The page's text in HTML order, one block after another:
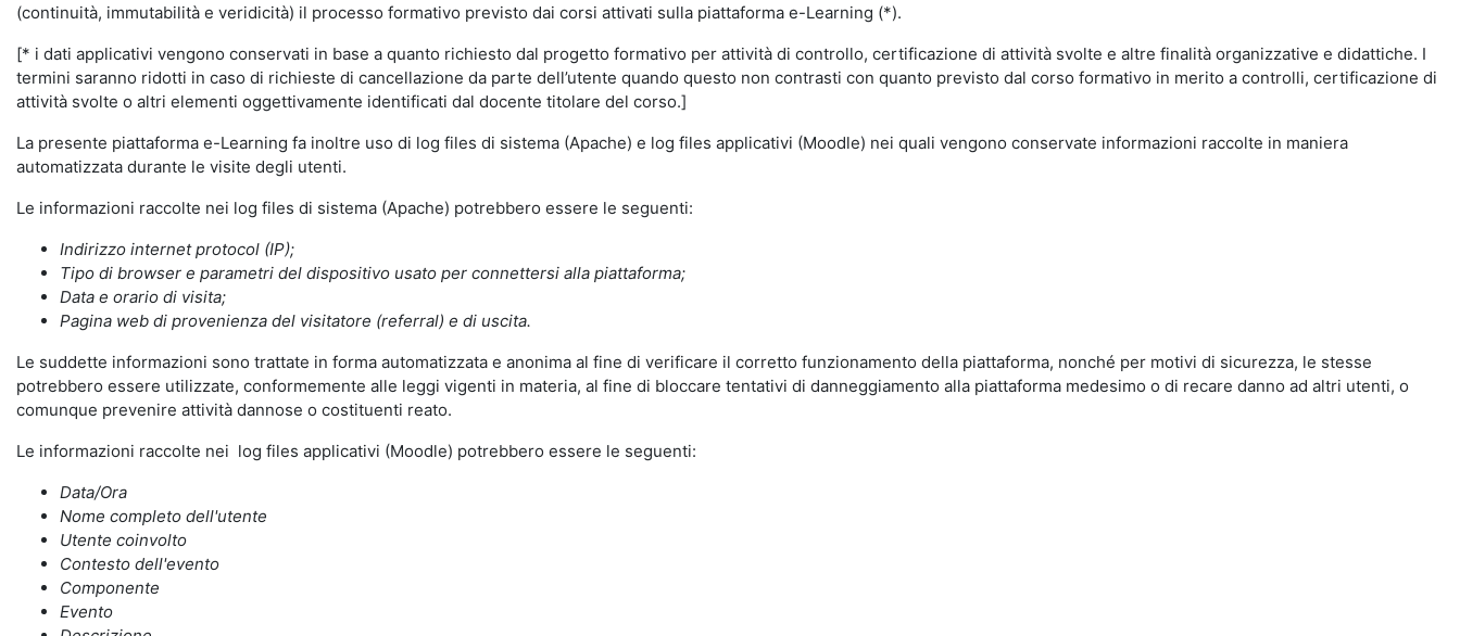
(continuità, immutabilità e veridicità) il processo formativo previsto dai corsi attivati sulla piattaforma e-Learning (*).
[* i dati applicativi vengono conservati in base a quanto richiesto dal progetto formativo per attività di controllo, certificazione di attività svolte e altre finalità organizzative e didattiche. I
termini saranno ridotti in caso di richieste di cancellazione da parte dell’utente quando questo non contrasti con quanto previsto dal corso formativo in merito a controlli, certificazione di
attività svolte o altri elementi oggettivamente identificati dal docente titolare del corso.]
La presente piattaforma e-Learning fa inoltre uso di log files di sistema (Apache) e log files applicativi (Moodle) nei quali vengono conservate informazioni raccolte in maniera
automatizzata durante le visite degli utenti.
Le informazioni raccolte nei log files di sistema (Apache) potrebbero essere le seguenti:
Indirizzo internet protocol (IP);
Tipo di browser e parametri del dispositivo usato per connettersi alla piattaforma;
Data e orario di visita;
Pagina web di provenienza del visitatore (referral) e di uscita.
Le suddette informazioni sono trattate in forma automatizzata e anonima al fine di verificare il corretto funzionamento della piattaforma, nonché per motivi di sicurezza, le stesse
potrebbero essere utilizzate, conformemente alle leggi vigenti in materia, al fine di bloccare tentativi di danneggiamento alla piattaforma medesimo o di recare danno ad altri utenti, o
comunque prevenire attività dannose o costituenti reato.
Le informazioni raccolte nei log files applicativi (Moodle) potrebbero essere le seguenti:
Data/Ora
Nome completo dell'utente
Utente coinvolto
Contesto dell'evento
Componente
Evento